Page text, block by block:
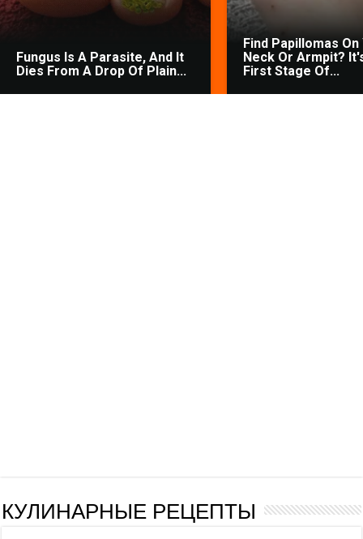
Fungus Is A Parasite, And It
Dies From A Drop Of Plain...
Find Papillomas On
Neck Or Armpit?
First Stage Of...
КУЛИНАРНЫЕ РЕЦЕПТЫ